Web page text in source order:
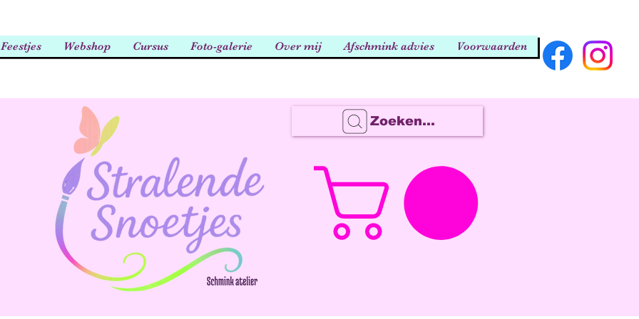
Feestjes Webshop Cursus Foto-galerie Over mij Afschmink advies Voorwaarden
Zoeken...